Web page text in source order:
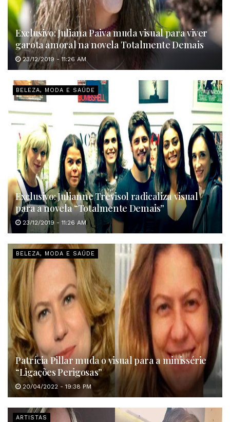
Exclusivo: Juliana Paiva muda visual para viver
garota amoral na novela Totalmente Demais
23/12/2019 - 11:26 AM
BELEZA, MODA E SAÚDE
Exclusivo: Julianne Trevisol radicaliza visual
para a novela “Totalmente Demais”
23/12/2019 - 11:26 AM
BELEZA, MODA E SAÚDE
Patrícia Pillar muda o visual para a minissérie
“Ligações Perigosas”
20/04/2022 - 19:38 PM
ARTISTAS